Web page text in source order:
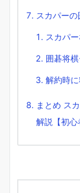
スカパー
スカパ
囲碁将
解約時
まとめ ス
解説【初心